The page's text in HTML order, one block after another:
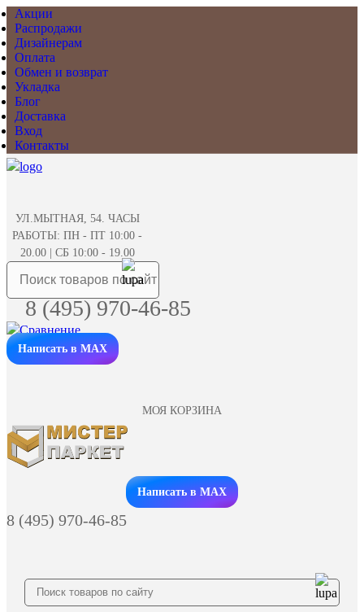
Акции
Распродажи
Дизайнерам
Оплата
Обмен и возврат
Укладка
Блог
Доставка
Вход
Контакты
УЛ.МЫТНАЯ, 54. ЧАСЫ
РАБОТЫ: ПН - ПТ 10:00 -
20.00 | СБ 10:00 - 19.00
8 (495) 970-46-85
Написать в MAX
МОЯ КОРЗИНА
Заказать звонок
Написать в MAX
8 (495) 970-46-85